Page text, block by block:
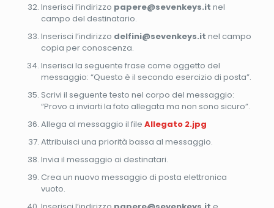
Inserisci l’indirizzo papere@sevenkeys.it nel
campo del destinatario.
Inserisci l’indirizzo delfini@sevenkeys.it nel campo
copia per conoscenza.
Inserisci la seguente frase come oggetto del
messaggio: “Questo è il secondo esercizio di posta”.
Scrivi il seguente testo nel corpo del messaggio:
“Provo a inviarti la foto allegata ma non sono sicuro”.
Allega al messaggio il file Allegato 2.jpg
Attribuisci una priorità bassa al messaggio.
Invia il messaggio ai destinatari.
Crea un nuovo messaggio di posta elettronica
vuoto.